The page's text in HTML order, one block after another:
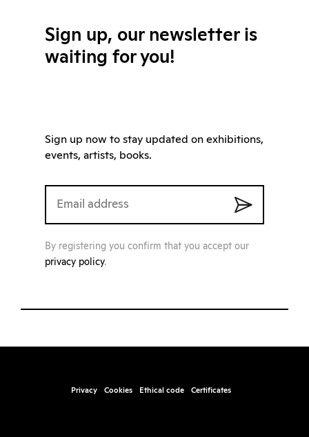
Sign up, our newsletter is
waiting for you!
Sign up now to stay updated on exhibitions,
events, artists, books.
By registering you confirm that you accept our
privacy policy.
Privacy Cookies Ethical code Certificates